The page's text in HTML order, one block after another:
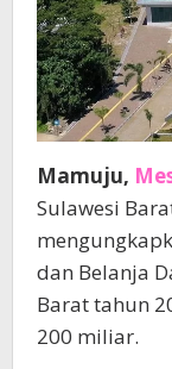
Mamuju,
Sulawesi
dan Belanja
Barat tahun
200 miliar.